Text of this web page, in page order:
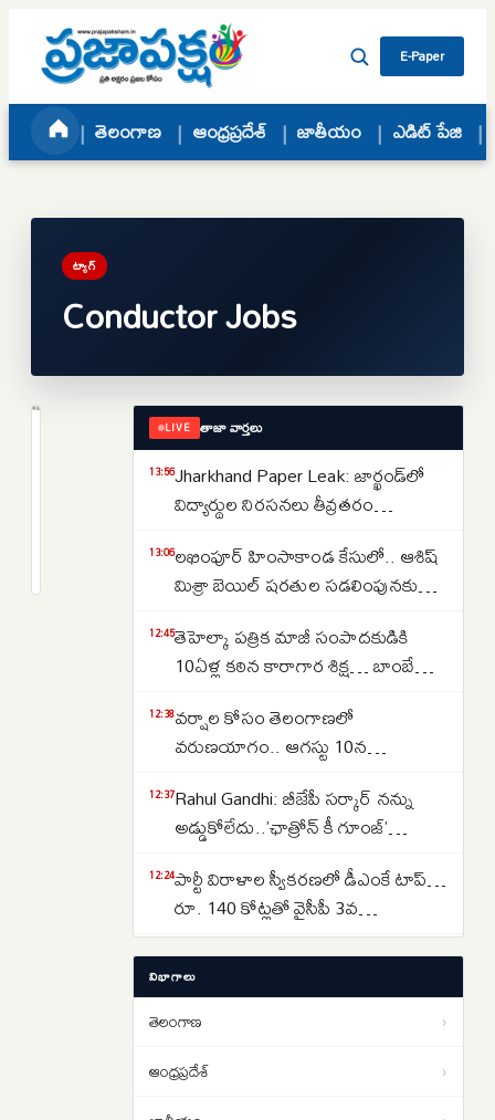
Skip to content
E-Paper
తెలంగాణ ఆంధ్రప్రదేశ్ జాతీయం ఎడిట్ పేజి
ట్యాగ్
Conductor Jobs
టీజీఎస్‌ఆర్టీసీలో
నియామకాలు..
LIVE తాజా వార్తలు
13:56Jharkhand Paper Leak: జార్ఖండ్‌లో
విద్యార్థుల నిరసనలు తీవ్రతరం…
13:06లఖింపూర్ హింసాకాండ కేసులో.. ఆశిష్
మిశ్రా బెయిల్ షరతుల సడలింపునకు
12:45తెహెల్కా పత్రిక మాజీ సంపాదకుడికి
10ఏళ్ల కఠిన కారాగార శిక్ష… బాంబే
12:38వర్షాల కోసం తెలంగాణలో
వరుణయాగం.. ఆగస్టు 10న
12:37Rahul Gandhi: బీజేపీ సర్కార్ నన్ను
అడ్డుకోలేదు..’ఛాత్రోన్ కీ గూంజ్’
12:24పార్టీ విరాళాల స్వీకరణలో డీఎంకే టాప్…
రూ. 140 కోట్లతో వైసీపీ 3వ
స్థానం..టీడీపీది 4వ స్థానం
12:17నిరసనలు.. వాయిదాల మధ్య బిల్లులు
పాస్…పార్లమెంట్ ఉభయసభల్లోనూ
ఇదే తంతు
Donald Trump: డొనాల్డ్ ట్రంప్‌కు
షాక్… వసూలు చేసిన అదనపు
విభాగాలు
తెలంగాణ ›
ఆంధ్రప్రదేశ్ ›